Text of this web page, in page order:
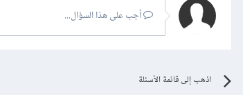
أجب على هذا السؤال...
اذهب إلى قائمة الأسئلة